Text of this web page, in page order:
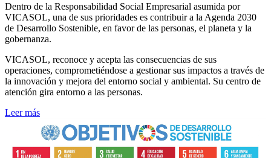
Dentro de la Responsabilidad Social Empresarial asumida por
VICASOL, una de sus prioridades es contribuir a la Agenda 2030
de Desarrollo Sostenible, en favor de las personas, el planeta y la
gobernanza.
VICASOL, reconoce y acepta las consecuencias de sus
operaciones, comprometiéndose a gestionar sus impactos a través de
la innovación y mejora del entorno social y ambiental. Su centro de
atención gira entorno a las personas.
Leer más